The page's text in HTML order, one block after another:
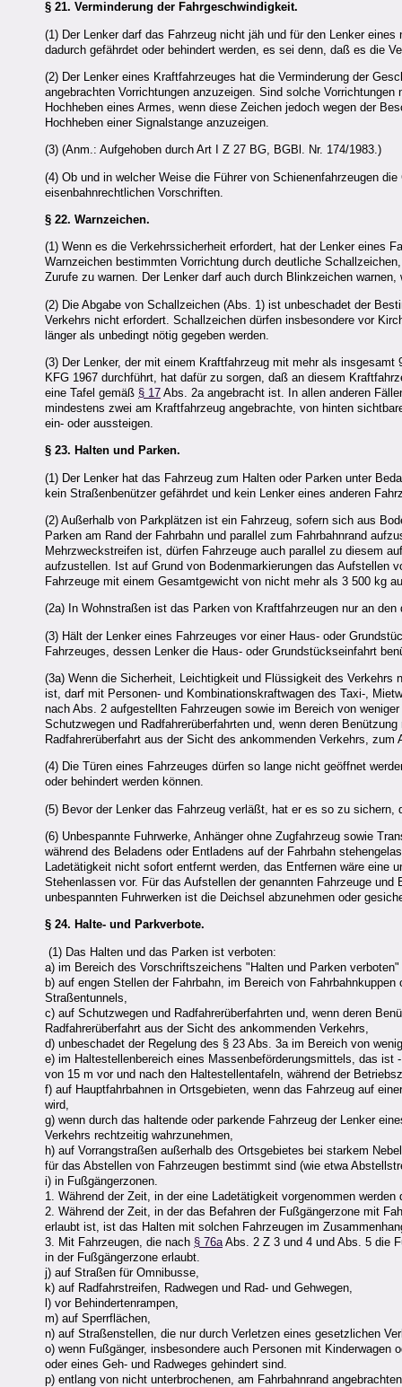
§ 21. Verminderung der Fahrgeschwindigkeit.
(1) Der Lenker darf das Fahrzeug nicht jäh und für den Lenker
dadurch gefährdet oder behindert werden, es sei denn, daß es die
(2) Der Lenker eines Kraftfahrzeuges hat die Verminderung der
angebrachten Vorrichtungen anzuzeigen. Sind solche
Hochheben eines Armes, wenn diese Zeichen jedoch wegen der
Hochheben einer Signalstange anzuzeigen.
(3) (Anm.: Aufgehoben durch Art I Z 27 BG, BGBl. Nr. 174/1983.)
(4) Ob und in welcher Weise die Führer von Schienenfahrzeugen
eisenbahnrechtlichen Vorschriften.
§ 22. Warnzeichen.
(1) Wenn es die Verkehrssicherheit erfordert, hat der Lenker eines
Warnzeichen bestimmten Vorrichtung durch deutliche
Zurufe zu warnen. Der Lenker darf auch durch Blinkzeichen
(2) Die Abgabe von Schallzeichen (Abs. 1) ist unbeschadet der
Verkehrs nicht erfordert. Schallzeichen dürfen insbesondere vor
länger als unbedingt nötig gegeben werden.
(3) Der Lenker, der mit einem Kraftfahrzeug mit mehr als
KFG 1967 durchführt, hat dafür zu sorgen, daß an diesem
eine Tafel gemäß § 17 Abs. 2a angebracht ist. In allen anderen
mindestens zwei am Kraftfahrzeug angebrachte, von hinten
ein- oder aussteigen.
§ 23. Halten und Parken.
(1) Der Lenker hat das Fahrzeug zum Halten oder Parken unter
kein Straßenbenützer gefährdet und kein Lenker eines anderen
(2) Außerhalb von Parkplätzen ist ein Fahrzeug, sofern sich aus
Parken am Rand der Fahrbahn und parallel zum Fahrbahnrand
Mehrzweckstreifen ist, dürfen Fahrzeuge auch parallel zu diesem
aufzustellen. Ist auf Grund von Bodenmarkierungen das Aufstellen
Fahrzeuge mit einem Gesamtgewicht von nicht mehr als 3 500 kg
(2a) In Wohnstraßen ist das Parken von Kraftfahrzeugen nur an
(3) Hält der Lenker eines Fahrzeuges vor einer Haus- oder
Fahrzeuges, dessen Lenker die Haus- oder Grundstückseinfahrt
(3a) Wenn die Sicherheit, Leichtigkeit und Flüssigkeit des
ist, darf mit Personen- und Kombinationskraftwagen des Taxi-,
nach Abs. 2 aufgestellten Fahrzeugen sowie im Bereich von
Schutzwegen und Radfahrerüberfahrten und, wenn deren
Radfahrerüberfahrt aus der Sicht des ankommenden Verkehrs,
(4) Die Türen eines Fahrzeuges dürfen so lange nicht geöffnet
oder behindert werden können.
(5) Bevor der Lenker das Fahrzeug verläßt, hat er es so zu
(6) Unbespannte Fuhrwerke, Anhänger ohne Zugfahrzeug sowie
während des Beladens oder Entladens auf der Fahrbahn
Ladetätigkeit nicht sofort entfernt werden, das Entfernen wäre
Stehenlassen vor. Für das Aufstellen der genannten Fahrzeuge
unbespannten Fuhrwerken ist die Deichsel abzunehmen oder
§ 24. Halte- und Parkverbote.
(1) Das Halten und das Parken ist verboten:
a) im Bereich des Vorschriftszeichens "Halten und Parken
b) auf engen Stellen der Fahrbahn, im Bereich von
Straßentunnels,
c) auf Schutzwegen und Radfahrerüberfahrten und, wenn deren
Radfahrerüberfahrt aus der Sicht des ankommenden Verkehrs,
d) unbeschadet der Regelung des § 23 Abs. 3a im Bereich von
e) im Haltestellenbereich eines Massenbeförderungsmittels, das
von 15 m vor und nach den Haltestellentafeln, während der
f) auf Hauptfahrbahnen in Ortsgebieten, wenn das Fahrzeug auf
wird,
g) wenn durch das haltende oder parkende Fahrzeug der Lenker
Verkehrs rechtzeitig wahrzunehmen,
h) auf Vorrangstraßen außerhalb des Ortsgebietes bei starkem
für das Abstellen von Fahrzeugen bestimmt sind (wie etwa
i) in Fußgängerzonen.
1. Während der Zeit, in der eine Ladetätigkeit vorgenommen
2. Während der Zeit, in der das Befahren der Fußgängerzone mit
erlaubt ist, ist das Halten mit solchen Fahrzeugen im
3. Mit Fahrzeugen, die nach § 76a Abs. 2 Z 3 und 4 und Abs. 5 die
in der Fußgängerzone erlaubt.
j) auf Straßen für Omnibusse,
k) auf Radfahrstreifen, Radwegen und Rad- und Gehwegen,
l) vor Behindertenrampen,
m) auf Sperrflächen,
n) auf Straßenstellen, die nur durch Verletzen eines gesetzlichen
o) wenn Fußgänger, insbesondere auch Personen mit
oder eines Geh- und Radweges gehindert sind.
p) entlang von nicht unterbrochenen, am Fahrbahnrand